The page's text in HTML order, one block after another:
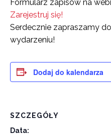
Formularz zapisów na
Zarejestruj się!
Serdecznie zapraszamy
wydarzeniu!
Dodaj do kalendarza
SZCZEGÓŁY
Data: